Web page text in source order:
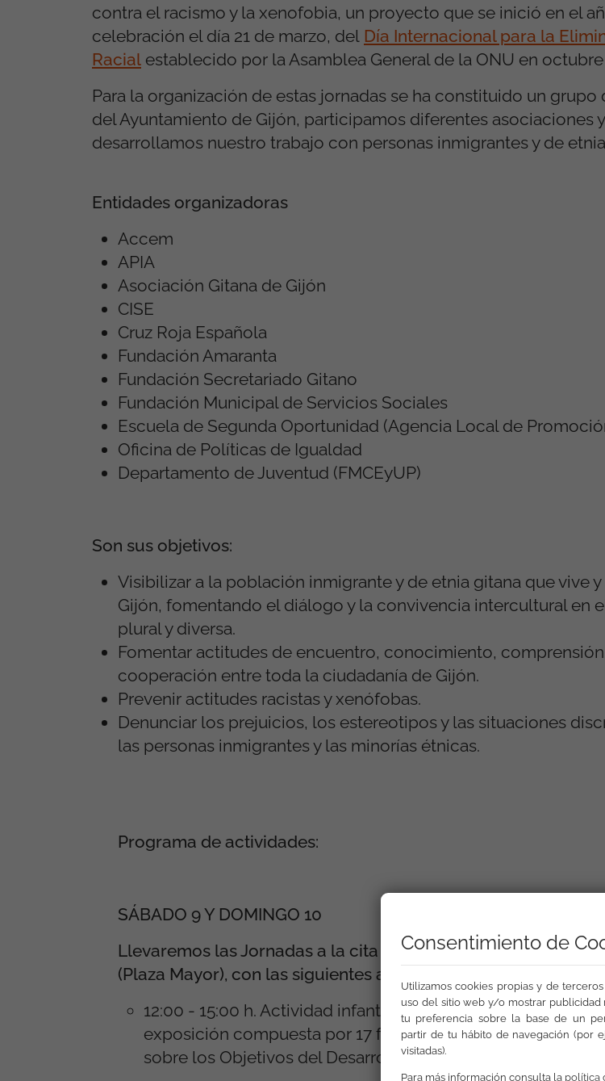
contra el racismo y la xenofobia, un proyecto que se inició en el
celebración el día 21 de marzo, del Día Internacional para la
Racial establecido por la Asamblea General de la ONU en
Para la organización de estas jornadas se ha constituido un
del Ayuntamiento de Gijón, participamos diferentes asociaciones y
desarrollamos nuestro trabajo con personas inmigrantes y de
Entidades organizadoras
Accem
APIA
Asociación Gitana de Gijón
CISE
Cruz Roja Española
Fundación Amaranta
Fundación Secretariado Gitano
Fundación Municipal de Servicios Sociales
Escuela de Segunda Oportunidad (Agencia Local de
Oficina de Políticas de Igualdad
Departamento de Juventud (FMCEyUP)
Son sus objetivos:
Visibilizar a la población inmigrante y de etnia gitana que vive
Gijón, fomentando el diálogo y la convivencia intercultural en
plural y diversa.
Fomentar actitudes de encuentro, conocimiento,
cooperación entre toda la ciudadanía de Gijón.
Prevenir actitudes racistas y xenófobas.
Denunciar los prejuicios, los estereotipos y las situaciones
las personas inmigrantes y las minorías étnicas.
Programa de actividades:
SÁBADO 9 Y DOMINGO 10
Llevaremos las Jornadas a la cita mensual del Mercado
(Plaza Mayor), con las siguientes actividades:
12:00 - 15:00 h. Actividad infantil "Los objetivos del
exposición compuesta por 17 fotografías se pretende
sobre los Objetivos del Desarrollo Sostenible. Coordina
Consentimiento de
Utilizamos cookies propias y de
uso del sitio web y/o mostrar publicidad
tu preferencia sobre la base de un
partir de tu hábito de navegación (por
visitadas).
Para más información consulta la política